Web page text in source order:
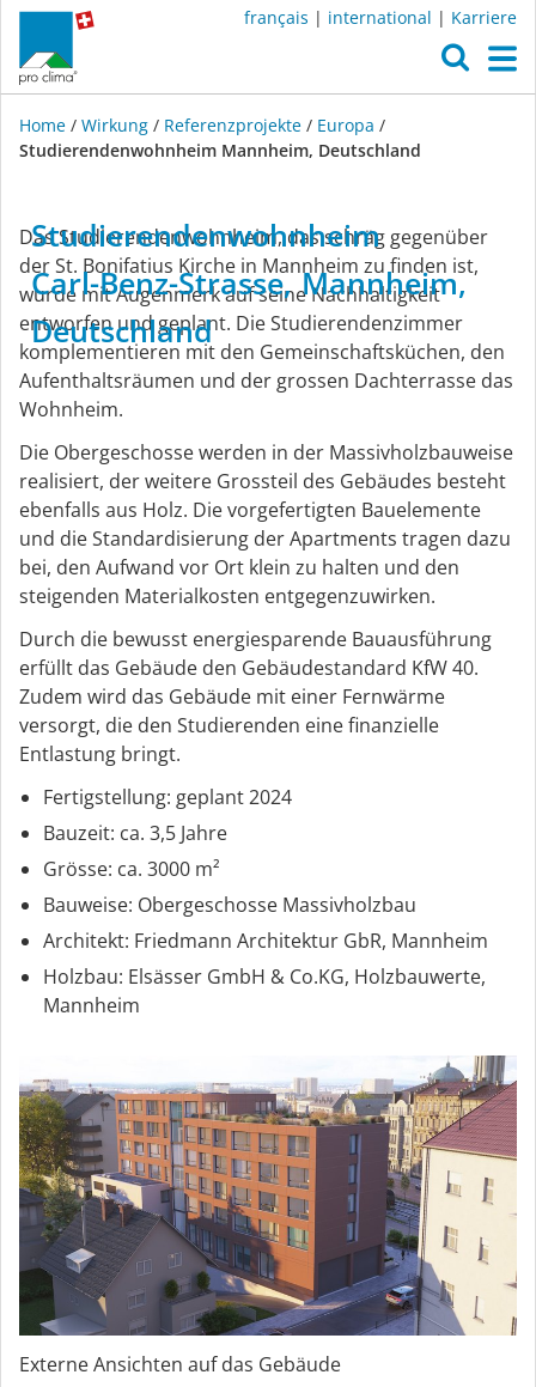
français | international | Karriere
Home / Wirkung / Referenzprojekte / Europa /
Studierendenwohnheim Mannheim, Deutschland
Referenzprojekte
in
Europa
Studierendenwohnheim
Carl-Benz-Strasse, Mannheim,
Deutschland
Das Studierendenwohnheim, das schräg gegenüber
der St. Bonifatius Kirche in Mannheim zu finden ist,
wurde mit Augenmerk auf seine Nachhaltigkeit
entworfen und geplant. Die Studierendenzimmer
komplementieren mit den Gemeinschaftsküchen, den
Aufenthaltsräumen und der grossen Dachterrasse das
Wohnheim.
Die Obergeschosse werden in der Massivholzbauweise
realisiert, der weitere Grossteil des Gebäudes besteht
ebenfalls aus Holz. Die vorgefertigten Bauelemente
und die Standardisierung der Apartments tragen dazu
bei, den Aufwand vor Ort klein zu halten und den
steigenden Materialkosten entgegenzuwirken.
Durch die bewusst energiesparende Bauausführung
erfüllt das Gebäude den Gebäudestandard KfW 40.
Zudem wird das Gebäude mit einer Fernwärme
versorgt, die den Studierenden eine finanzielle
Entlastung bringt.
Fertigstellung: geplant 2024
Bauzeit: ca. 3,5 Jahre
Grösse: ca. 3000 m²
Bauweise: Obergeschosse Massivholzbau
Architekt: Friedmann Architektur GbR, Mannheim
Holzbau: Elsässer GmbH & Co.KG, Holzbauwerte,
Mannheim
Externe Ansichten auf das Gebäude